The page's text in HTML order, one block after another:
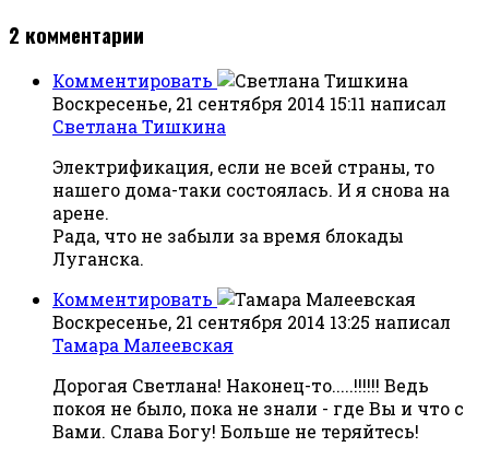
2 комментарии
Комментировать
Воскресенье, 21 сентября 2014 15:11 написал
Светлана Тишкина
Электрификация, если не всей страны, то
нашего дома-таки состоялась. И я снова на
арене.
Рада, что не забыли за время блокады
Луганска.
Комментировать
Воскресенье, 21 сентября 2014 13:25 написал
Тамара Малеевская
Дорогая Светлана! Наконец-то.....!!!!!! Ведь
покоя не было, пока не знали - где Вы и что с
Вами. Слава Богу! Больше не теряйтесь!